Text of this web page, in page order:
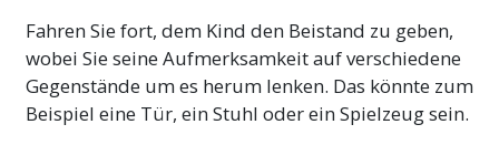
Fahren Sie fort, dem Kind den Beistand zu geben,
wobei Sie seine Aufmerksamkeit auf verschiedene
Gegenstände um es herum lenken. Das könnte zum
Beispiel eine Tür, ein Stuhl oder ein Spielzeug sein.